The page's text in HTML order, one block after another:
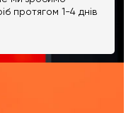
протягом 1-4 днів